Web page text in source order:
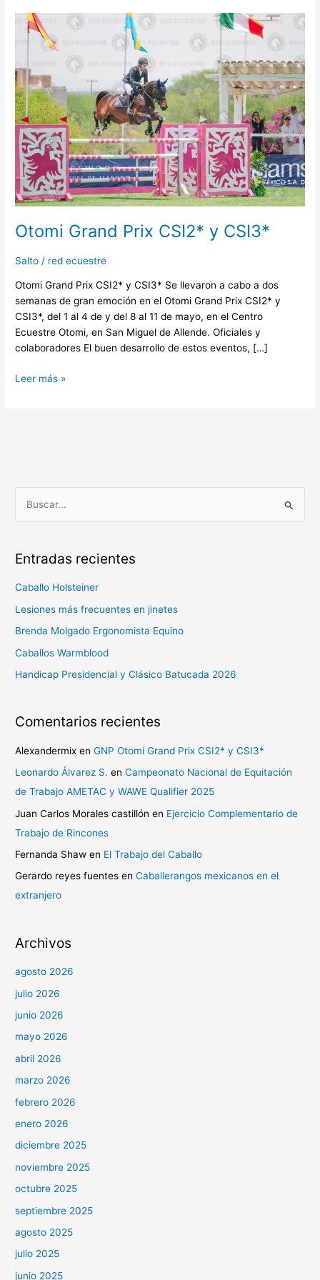
Otomi Grand Prix CSI2* y CSI3*
Salto / red ecuestre
Otomi Grand Prix CSI2* y CSI3* Se llevaron a cabo a dos
semanas de gran emoción en el Otomi Grand Prix CSI2* y
CSI3*, del 1 al 4 de y del 8 al 11 de mayo, en el Centro
Ecuestre Otomi, en San Miguel de Allende. Oficiales y
colaboradores El buen desarrollo de estos eventos, […]
Otomi
Grand
CSI2*
y
CSI3*
Leer más »
c
a
r
:
Entradas recientes
Caballo Holsteiner
Lesiones más frecuentes en jinetes
Brenda Molgado Ergonomista Equino
Caballos Warmblood
Handicap Presidencial y Clásico Batucada 2026
Comentarios recientes
Alexandermix enGNP Otomí Grand Prix CSI2* y CSI3*
Leonardo Álvarez S. enCampeonato Nacional de Equitación
de Trabajo AMETAC y WAWE Qualifier 2025
Juan Carlos Morales castillón en Ejercicio Complementario de
Trabajo de Rincones
Fernanda Shaw en El Trabajo del Caballo
Gerardo reyes fuentes enCaballerangos mexicanos en el
extranjero
Archivos
agosto 2026
julio 2026
junio 2026
mayo 2026
abril 2026
marzo 2026
febrero 2026
enero 2026
diciembre 2025
noviembre 2025
octubre 2025
septiembre 2025
agosto 2025
julio 2025
junio 2025